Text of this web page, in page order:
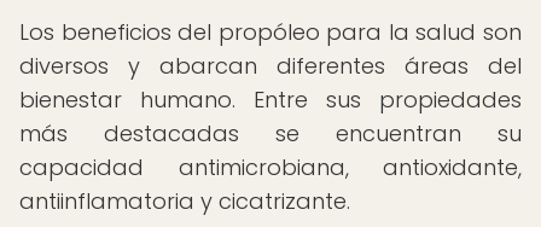
Los beneficios del propóleo para la salud son
diversos y abarcan diferentes áreas del
bienestar humano. Entre sus propiedades
más destacadas se encuentran su
capacidad antimicrobiana, antioxidante,
antiinflamatoria y cicatrizante.